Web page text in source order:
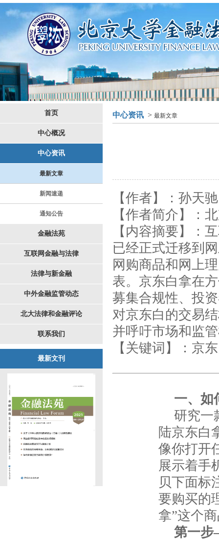
首页
中心概况
中心资讯
最新文章
新闻速递
通知公告
金融法苑
互联网金融与法律
法律与新金融
中外金融监管动态
北大法律和金融评论
联系我们
最新文刊
中心资讯 > 最新文章
【作者 】 ： 孙天驰
【作者简介 】 ：
【内容摘要】
：
已经正式迁移到
网购商品和网上
表。京东白拿在
募集合规性、投
对京东白的交易
并呼吁市场和监
【 关键词 】 ：京
一、如
研究一
陆京东白
像你打开
展示着手
贝下面标
要购买的
拿”这个
第一